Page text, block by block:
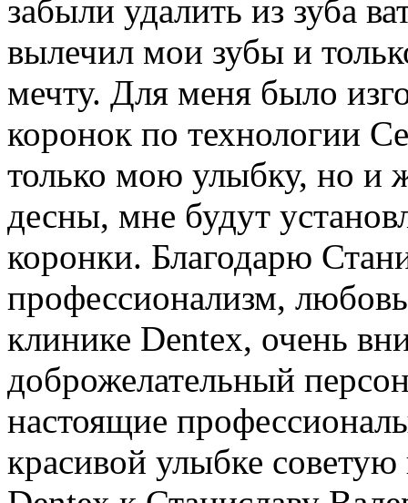
забыли удалить из зуба
вылечил мои зубы и
мечту. Для меня было
коронок по технологии
только мою улыбку, но и
десны, мне будут
коронки. Благодарю
профессионализм,
клинике Dentex, очень
доброжелательный
настоящие
красивой улыбке